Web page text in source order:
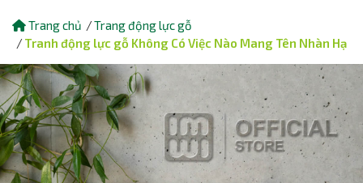
Trang chủ
Trang động lực gỗ
Tranh động lực gỗ Không Có Việc Nào Mang Tên Nhàn Hạ